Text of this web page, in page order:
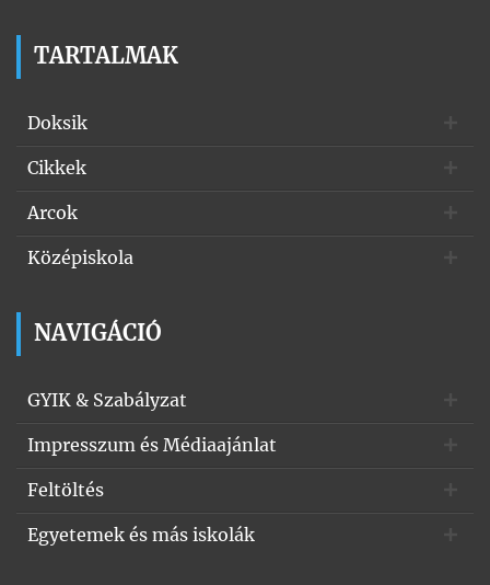
TARTALMAK
Doksik
Cikkek
Arcok
Középiskola
NAVIGÁCIÓ
GYIK & Szabályzat
Impresszum és Médiaajánlat
Feltöltés
Egyetemek és más iskolák